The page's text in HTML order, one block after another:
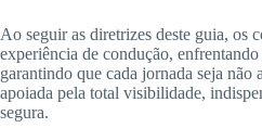
Ao seguir as diretrizes deste guia, os
experiência de condução,
garantindo que cada jornada seja não
apoiada pela total visibilidade,
segura.